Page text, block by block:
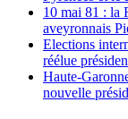
10 mai 81 : la
aveyronnais
Elections
réélue
Haute-
nouvelle